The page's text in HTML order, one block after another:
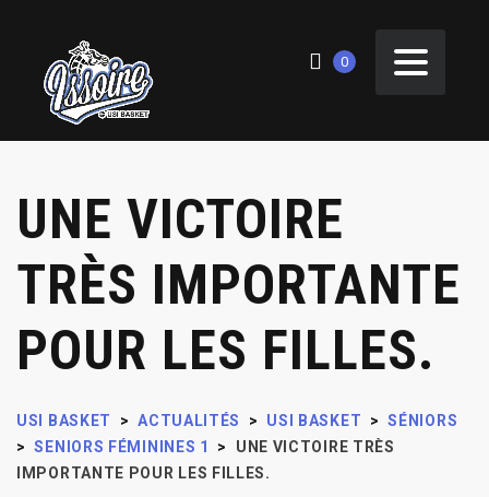
0
UNE VICTOIRE
TRÈS IMPORTANTE
POUR LES FILLES.
USI BASKET > ACTUALITÉS > USI BASKET > SÉNIORS
> SENIORS FÉMININES 1 >
UNE VICTOIRE TRÈS
IMPORTANTE POUR LES FILLES.